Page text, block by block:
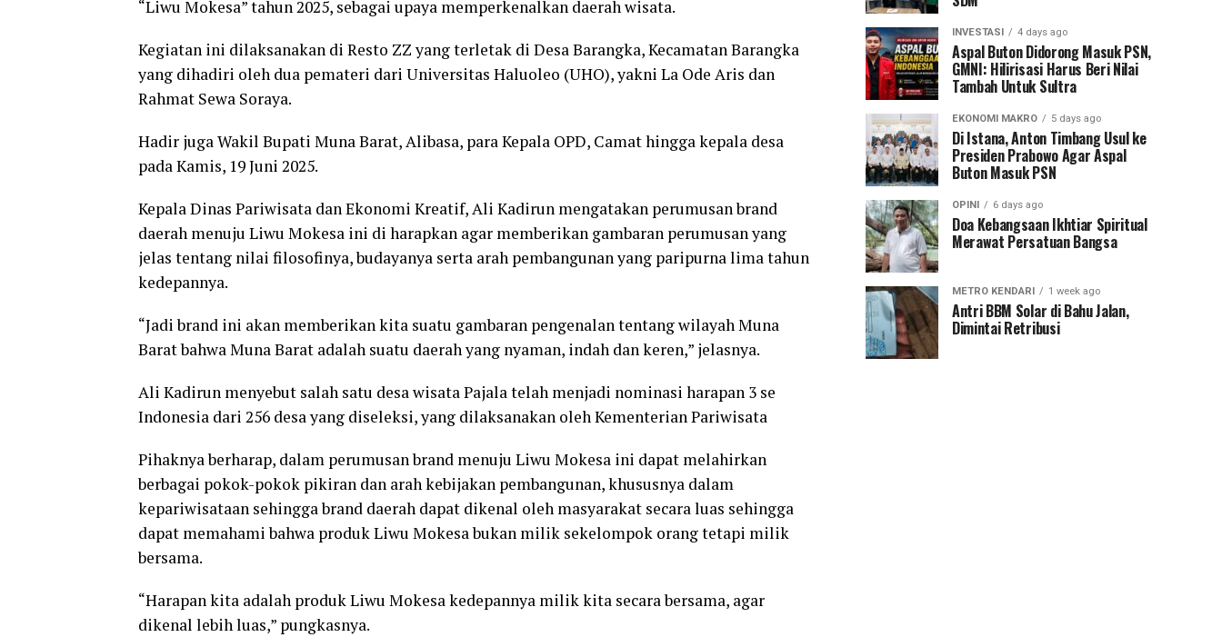
“Liwu Mokesa” tahun 2025, sebagai upaya memperkenalkan daerah wisata.
Kegiatan ini dilaksanakan di Resto ZZ yang terletak di Desa Barangka, Kecamatan Barangka
yang dihadiri oleh dua pemateri dari Universitas Haluoleo (UHO), yakni La Ode Aris dan
Rahmat Sewa Soraya.
Hadir juga Wakil Bupati Muna Barat, Alibasa, para Kepala OPD, Camat hingga kepala desa
pada Kamis, 19 Juni 2025.
Kepala Dinas Pariwisata dan Ekonomi Kreatif, Ali Kadirun mengatakan perumusan brand
daerah menuju Liwu Mokesa ini di harapkan agar memberikan gambaran perumusan yang
jelas tentang nilai filosofinya, budayanya serta arah pembangunan yang paripurna lima tahun
kedepannya.
“Jadi brand ini akan memberikan kita suatu gambaran pengenalan tentang wilayah Muna
Barat bahwa Muna Barat adalah suatu daerah yang nyaman, indah dan keren,” jelasnya.
Ali Kadirun menyebut salah satu desa wisata Pajala telah menjadi nominasi harapan 3 se
Indonesia dari 256 desa yang diseleksi, yang dilaksanakan oleh Kementerian Pariwisata
Pihaknya berharap, dalam perumusan brand menuju Liwu Mokesa ini dapat melahirkan
berbagai pokok-pokok pikiran dan arah kebijakan pembangunan, khususnya dalam
kepariwisataan sehingga brand daerah dapat dikenal oleh masyarakat secara luas sehingga
dapat memahami bahwa produk Liwu Mokesa bukan milik sekelompok orang tetapi milik
bersama.
“Harapan kita adalah produk Liwu Mokesa kedepannya milik kita secara bersama, agar
dikenal lebih luas,” pungkasnya.
INVESTASI 4 days ago
Aspal Buton Didorong Masuk PSN,
GMNI: Hilirisasi Harus Beri Nilai
Tambah Untuk Sultra
EKONOMI MAKRO 5 days ago
Di Istana, Anton Timbang Usul ke
Presiden Prabowo Agar Aspal
Buton Masuk PSN
OPINI 6 days ago
Doa Kebangsaan Ikhtiar Spiritual
Merawat Persatuan Bangsa
METRO KENDARI 1 week ago
Antri BBM Solar di Bahu Jalan,
Dimintai Retribusi